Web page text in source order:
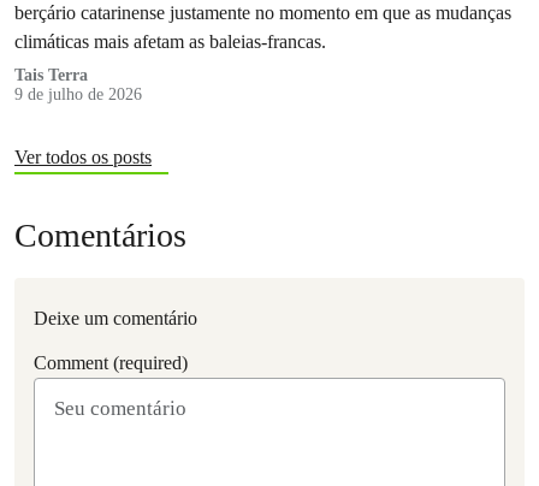
berçário catarinense justamente no momento em que as mudanças
climáticas mais afetam as baleias-francas.
Tais Terra
9 de julho de 2026
Ver todos os posts
Comentários
Deixe um comentário
Comment (required)